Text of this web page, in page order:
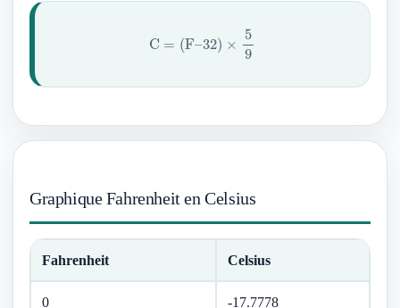
Graphique Fahrenheit en Celsius
Fahrenheit Celsius
0 -17.7778